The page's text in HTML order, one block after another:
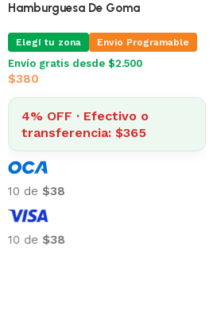
Hamburguesa De Goma
Elegí tu zona Envio Programable
Envío gratis desde $2.500
$380
4% OFF · Efectivo o
transferencia: $365
10 de $38
10 de $38